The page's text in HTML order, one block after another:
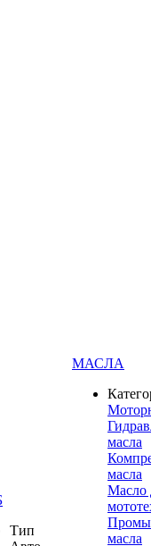
Тип
МАСЛА
масла
масла
Масло
масла